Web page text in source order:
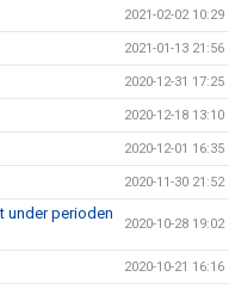
2021-02-02 10:29
2021-01-13 21:56
2020-12-31 17:25
2020-12-18 13:10
2020-12-01 16:35
2020-11-30 21:52
under perioden
2020-10-28 19:02
2020-10-21 16:16